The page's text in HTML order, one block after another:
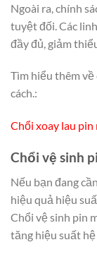
Ngoài ra, chính
tuyệt đối. Các
đầy đủ, giảm
Tìm hiểu thêm
cách.:
Chổi xoay lau
Chổi vệ sinh
Nếu bạn đang
hiệu quả hiệu
Chổi vệ sinh pin
tăng hiệu suất